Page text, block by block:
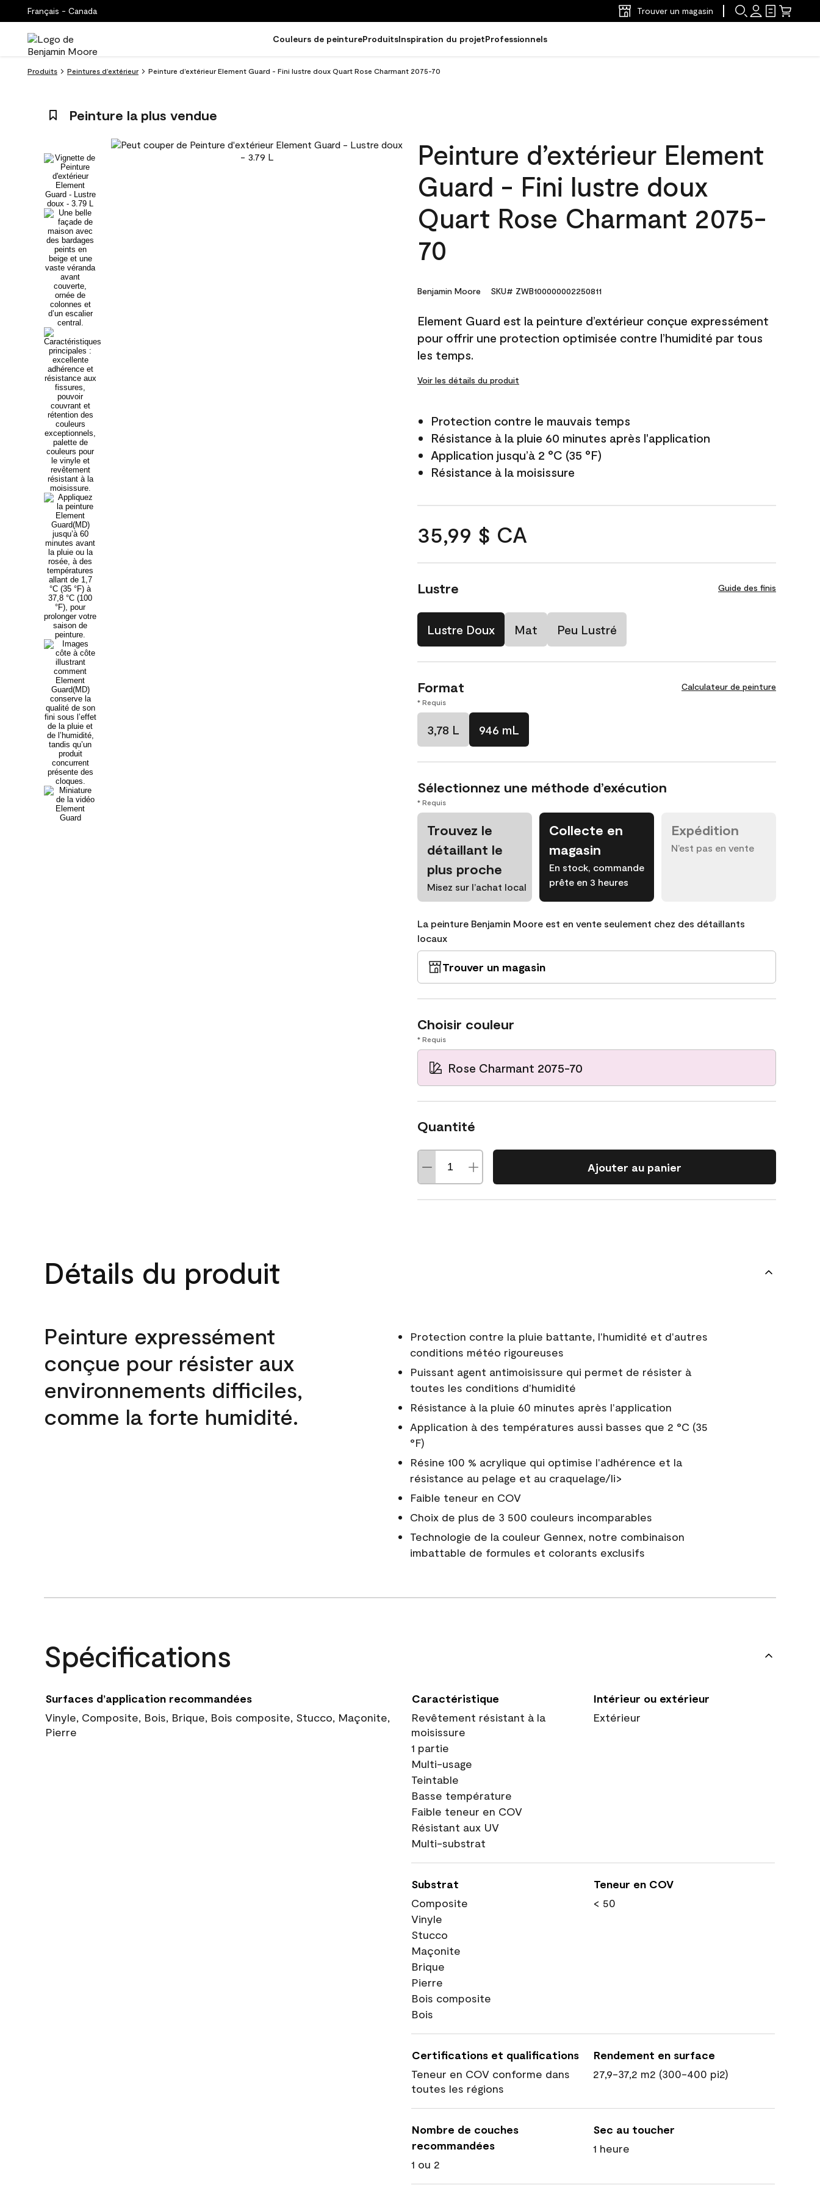
Français - Canada Trouver un magasin
Couleurs de peintureProduitsInspiration du projetProfessionnels
Produits Peintures d’extérieur Peinture d’extérieur Element Guard - Fini lustre doux Quart Rose Charmant 2075-70
Peinture la plus vendue
Peinture d’extérieur Element
Guard - Fini lustre doux
Quart Rose Charmant 2075-
70
Benjamin Moore SKU# ZWB100000002250811
Element Guard est la peinture d’extérieur conçue expressément
pour offrir une protection optimisée contre l’humidité par tous
les temps.
Voir les détails du produit
Protection contre le mauvais temps
Résistance à la pluie 60 minutes après l'application
Application jusqu’à 2 °C (35 °F)
Résistance à la moisissure
35,99 $ CA
Lustre Guide des finis
Lustre Doux Mat Peu Lustré
Format Calculateur de peinture
* Requis
3,78 L 946 mL
Sélectionnez une méthode d’exécution
* Requis
Trouvez le
détaillant le
plus proche
Misez sur l’achat local
Collecte en
magasin
En stock, commande
prête en 3 heures
Expédition
N’est pas en vente
La peinture Benjamin Moore est en vente seulement chez des détaillants
locaux
Trouver un magasin
Choisir couleur
* Requis
Rose Charmant 2075-70
Quantité
Ajouter au panier
Détails du produit
Peinture expressément
conçue pour résister aux
environnements difficiles,
comme la forte humidité.
Protection contre la pluie battante, l'humidité et d'autres
conditions météo rigoureuses
Puissant agent antimoisissure qui permet de résister à
toutes les conditions d'humidité
Résistance à la pluie 60 minutes après l'application
Application à des températures aussi basses que 2 °C (35
°F)
Résine 100 % acrylique qui optimise l'adhérence et la
résistance au pelage et au craquelage/li>
Faible teneur en COV
Choix de plus de 3 500 couleurs incomparables
Technologie de la couleur Gennex, notre combinaison
imbattable de formules et colorants exclusifs
Spécifications
Surfaces d’application recommandées
Vinyle, Composite, Bois, Brique, Bois composite, Stucco, Maçonite,
Pierre
Caractéristique
Revêtement résistant à la
moisissure
1 partie
Multi-usage
Teintable
Basse température
Faible teneur en COV
Résistant aux UV
Multi-substrat
Intérieur ou extérieur
Extérieur
Substrat
Composite
Vinyle
Stucco
Maçonite
Brique
Pierre
Bois composite
Bois
Teneur en COV
< 50
Certifications et qualifications
Teneur en COV conforme dans
toutes les régions
Rendement en surface
27,9-37,2 m2 (300-400 pi2)
Nombre de couches
recommandées
1 ou 2
Sec au toucher
1 heure